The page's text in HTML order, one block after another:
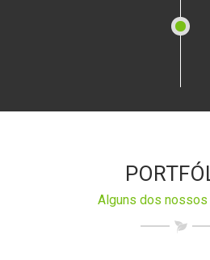
Alguns dos